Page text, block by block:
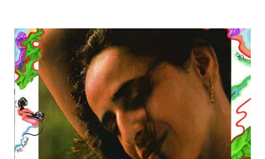
Não Deu 05. Deixa o Sol Sair 06. Tenha Calma 07. Irmã de Neon
08. Cordilheira 09. Malásia 10. Coração Leviano 11. Sorri 12.
Correnteza Baixar: 122 MB - ZiP - MP3 - 320 Kbps -
REMASTERIZADO pCloud - Google Drive - Box - MEGA -
MediaFire